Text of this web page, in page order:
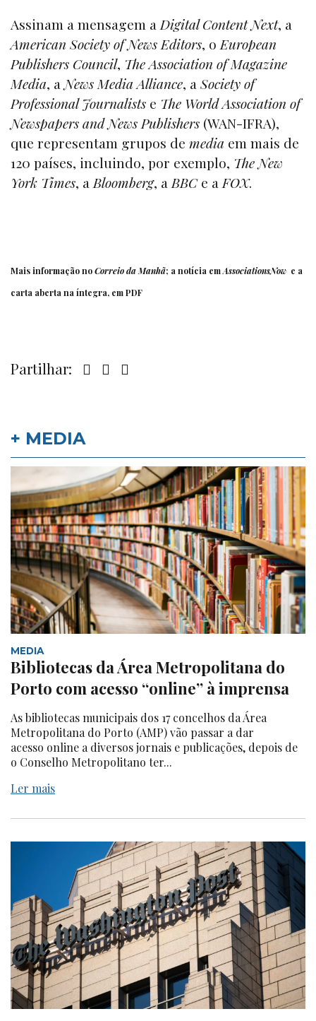
Assinam a mensagem a Digital Content Next, a
American Society of News Editors, o European
Publishers Council, The Association of Magazine
Media, a News Media Alliance, a Society of
Professional Journalists e The World Association of
Newspapers and News Publishers (WAN-IFRA),
que representam grupos de media em mais de
120 países, incluindo, por exemplo, The New
York Times, a Bloomberg, a BBCe a FOX.
Mais informação noCorreio da Manhã; a notícia emAssociationsNow e a
carta aberta na íntegra, em PDF
Partilhar:
+ MEDIA
MEDIA
Bibliotecas da Área Metropolitana do
Porto com acesso “online” à imprensa
As bibliotecas municipais dos 17 concelhos da Área
Metropolitana do Porto (AMP) vão passar a dar
acesso online a diversos jornais e publicações, depois de
o Conselho Metropolitano ter...
Ler mais